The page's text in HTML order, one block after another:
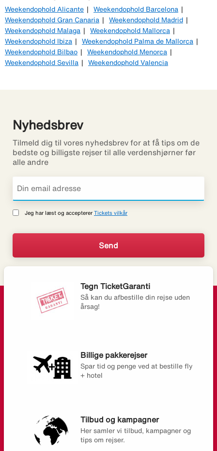
Weekendophold Alicante
Weekendophold Barcelona
Weekendophold Gran Canaria
Weekendophold Madrid
Weekendophold Malaga
Weekendophold Mallorca
Weekendophold Ibiza
Weekendophold Palma de Mallorca
Weekendophold Bilbao
Weekendophold Menorca
Weekendophold Sevilla
Weekendophold Valencia
Nyhedsbrev
Tilmeld dig til vores nyhedsbrev for at få tips om de
bedste og billigste rejser til alle verdenshjørner før
alle andre
Jeg har læst og accepterer Tickets vilkår
Tegn TicketGaranti
Så kan du afbestille din rejse uden
årsag!
Billige pakkerejser
Spar tid og penge ved at bestille fly
+ hotel
Tilbud og kampagner
Her samler vi tilbud, kampagner og
tips om rejser.